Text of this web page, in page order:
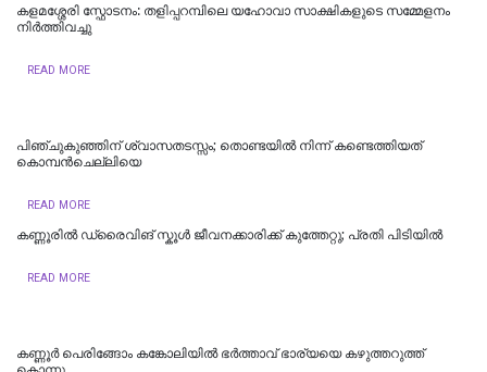
കളമശ്ശേരി സ്ഫോടനം: തളിപ്പറമ്പിലെ യഹോവാ സാക്ഷികളുടെ സമ്മേളനം
നിർത്തിവച്ചു
READ MORE
പിഞ്ചുകുഞ്ഞിന് ശ്വാസതടസ്സം; തൊണ്ടയിൽ നിന്ന് കണ്ടെത്തിയത്
കൊമ്പൻചെല്ലിയെ
READ MORE
കണ്ണൂരിൽ ഡ്രൈവിങ് സ്കൂൾ ജീവനക്കാരിക്ക് കുത്തേറ്റു; പ്രതി പിടിയില്‍
READ MORE
കണ്ണൂർ പെരിങ്ങോം കങ്കോലിയിൽ ഭർത്താവ് ഭാര്യയെ കഴുത്തറുത്ത്